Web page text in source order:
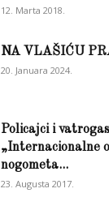
12. Marta 2018.
NA VLAŠIĆU
20. Januara 2024.
Policajci i
„Internacionalne
nogometa...
23. Augusta 2017.